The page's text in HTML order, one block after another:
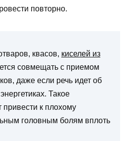
повторно.
квасов, киселей из
совмещать с приемом
даже если речь идет об
Такое
к плохому
головным болям вплоть